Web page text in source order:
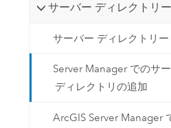
サーバー ディレクトリー
サーバー ディレクトリー
Server Manager でのサ
ディレクトリの追加
ArcGIS Server Manager